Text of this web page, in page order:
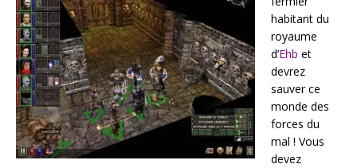
habitant du
royaume
d’Ehb et
devrez
sauver ce
monde des
forces du
mal ! Vous
devez